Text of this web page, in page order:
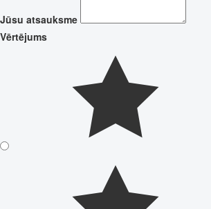
Jūsu atsauksme
Vērtējums